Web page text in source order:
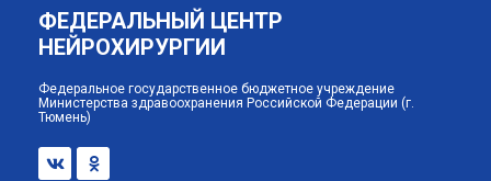
ФЕДЕРАЛЬНЫЙ ЦЕНТР
НЕЙРОХИРУРГИИ
Федеральное государственное бюджетное учреждение
Министерства здравоохранения Российской Федерации (г.
Тюмень)